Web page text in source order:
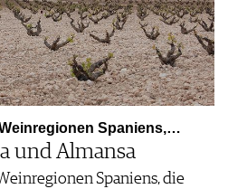
Spaniens,…
und Almansa
Spaniens, die